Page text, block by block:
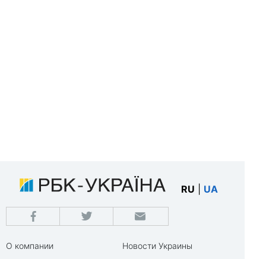
RU UA
О компании
Новости Украины